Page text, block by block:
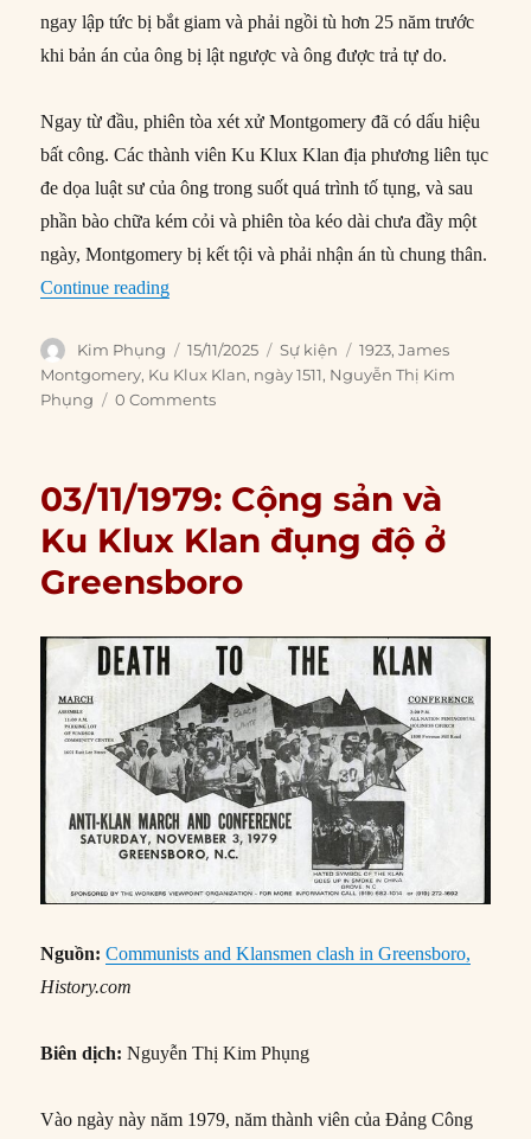
ngay lập tức bị bắt giam và phải ngồi tù hơn 25 năm trước
khi bản án của ông bị lật ngược và ông được trả tự do.
Ngay từ đầu, phiên tòa xét xử Montgomery đã có dấu hiệu
bất công. Các thành viên Ku Klux Klan địa phương liên tục
đe dọa luật sư của ông trong suốt quá trình tố tụng, và sau
phần bào chữa kém cỏi và phiên tòa kéo dài chưa đầy một
ngày, Montgomery bị kết tội và phải nhận án tù chung thân.
Continue reading“15/11/1923: Vụ án James Montgomery”
Author
Kim Phụng
Posted
on
15/11/2025 Categories
Sự kiện Tags
1923,James
Montgomery, Ku Klux Klan, ngày 1511, Nguyễn Thị Kim
Phụng
0 Comments
03/11/1979: Cộng sản và
Ku Klux Klan đụng độ ở
Greensboro
Nguồn:Communists and Klansmen clash in Greensboro,
History.com
Biên dịch:Nguyễn Thị Kim Phụng
Vào ngày này năm 1979, năm thành viên của Đảng Công